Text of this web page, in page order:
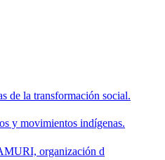
de la transformación social.
y movimientos indígenas.
organización d